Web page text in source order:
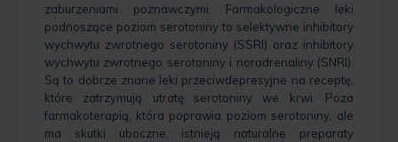
zaburzeniami poznawczymi. Farmakologiczne leki
podnoszące poziom serotoniny to selektywne inhibitory
wychwytu zwrotnego serotoniny (SSRI) oraz inhibitory
wychwytu zwrotnego serotoniny i noradrenaliny (SNRI).
Są to dobrze znane leki przeciwdepresyjne na receptę,
które zatrzymują utratę serotoniny we krwi. Poza
farmakoterapią, która poprawia poziom serotoniny, ale
ma skutki uboczne, istnieją naturalne preparaty